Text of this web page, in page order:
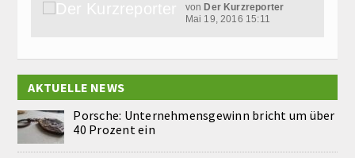
von Der Kurzreporter
Mai 19, 2016 15:11
AKTUELLE NEWS
Porsche: Unternehmensgewinn bricht um über
40 Prozent ein